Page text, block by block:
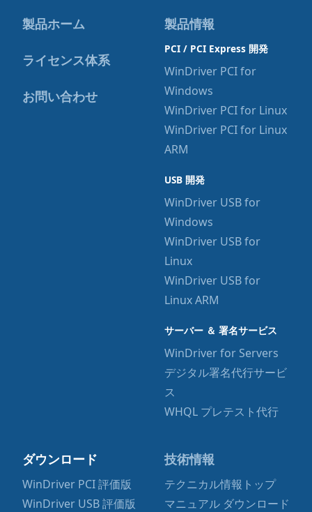
製品ホーム
ライセンス体系
お問い合わせ
製品情報
PCI / PCI Express 開発
WinDriver PCI for
Windows
WinDriver PCI for Linux
WinDriver PCI for Linux
ARM
USB 開発
WinDriver USB for
Windows
WinDriver USB for
Linux
WinDriver USB for
Linux ARM
サーバー ＆ 署名サービス
WinDriver for Servers
デジタル署名代行サービ
ス
WHQL プレテスト代行
ダウンロード
WinDriver PCI 評価版
WinDriver USB 評価版
技術情報
テクニカル情報トップ
マニュアル ダウンロード